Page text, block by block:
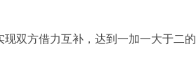
双方借力互补，达到一加一大于二的